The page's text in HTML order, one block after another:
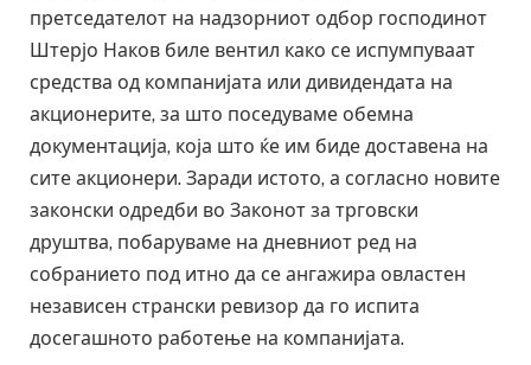
претседателот на надзорниот одбор господинот
Штерјо Наков биле вентил како се испумпуваат
средства од компанијата или дивидендата на
акционерите, за што поседуваме обемна
документација, која што ќе им биде доставена на
сите акционери. Заради истото, а согласно новите
законски одредби во Законот за трговски
друштва, побаруваме на дневниот ред на
собранието под итно да се ангажира овластен
независен странски ревизор да го испита
досегашното работење на компанијата.